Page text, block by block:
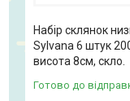
Набір склянок
Sylvana 6 штук
висота 8см, скло.
Готово до